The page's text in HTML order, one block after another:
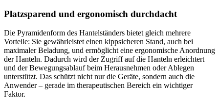
Platzsparend und ergonomisch durchdacht
Die Pyramidenform des Hantelständers bietet gleich mehrere
Vorteile: Sie gewährleistet einen kippsicheren Stand, auch bei
maximaler Beladung, und ermöglicht eine ergonomische Anordnung
der Hanteln. Dadurch wird der Zugriff auf die Hanteln erleichtert
und der Bewegungsablauf beim Herausnehmen oder Ablegen
unterstützt. Das schützt nicht nur die Geräte, sondern auch die
Anwender – gerade im therapeutischen Bereich ein wichtiger
Faktor.